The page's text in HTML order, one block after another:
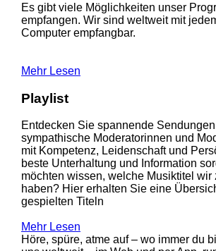
Es gibt viele Möglichkeiten unser
empfangen. Wir sind weltweit mit
Computer empfangbar.
Mehr Lesen
Playlist
Entdecken Sie spannende
sympathische Moderatorinnen und
mit Kompetenz, Leidenschaft und
beste Unterhaltung und Information
möchten wissen, welche Musiktitel wir
haben? Hier erhalten Sie eine
gespielten Titeln
Mehr Lesen
Höre, spüre, atme auf – wo immer du